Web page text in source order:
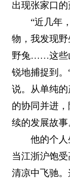
出现张家口的
“近几年
物，我发现野
野兔……这些
锐地捕捉到
说。从单纯
的协同并进
续的发展故事
他的个人
当江浙沪饱
清凉中飞驰